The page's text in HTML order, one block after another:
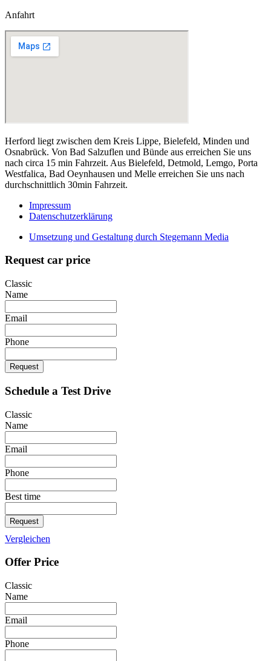
Anfahrt
Herford liegt zwischen dem Kreis Lippe, Bielefeld, Minden und
Osnabrück. Von Bad Salzuflen und Bünde aus erreichen Sie uns
nach circa 15 min Fahrzeit. Aus Bielefeld, Detmold, Lemgo, Porta
Westfalica, Bad Oeynhausen und Melle erreichen Sie uns nach
durchschnittlich 30min Fahrzeit.
Impressum
Datenschutzerklärung
Umsetzung und Gestaltung durch Stegemann Media
Request car price
Classic
Name
Email
Phone
Request
Schedule a Test Drive
Classic
Name
Email
Phone
Best time
Request
Vergleichen
Offer Price
Classic
Name
Email
Phone